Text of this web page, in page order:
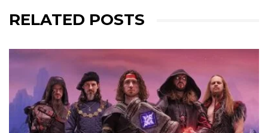
RELATED POSTS